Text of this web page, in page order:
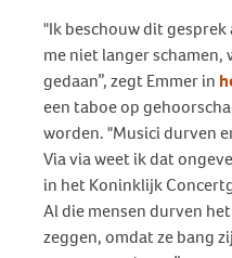
"Ik beschouw dit
me niet langer schamen,
gedaan”, zegt Emmer in
een taboe op
worden. "Musici durven
Via via weet ik dat
in het Koninklijk
Al die mensen durven
zeggen, omdat ze bang